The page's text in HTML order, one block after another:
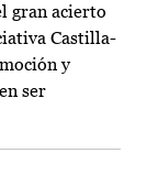
gran acierto
Castilla-
y
ser